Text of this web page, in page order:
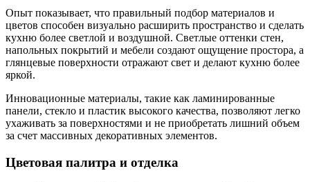
Опыт показывает, что правильный подбор материалов и
цветов способен визуально расширить пространство и сделать
кухню более светлой и воздушной. Светлые оттенки стен,
напольных покрытий и мебели создают ощущение простора, а
глянцевые поверхности отражают свет и делают кухню более
яркой.
Инновационные материалы, такие как ламинированные
панели, стекло и пластик высокого качества, позволяют легко
ухаживать за поверхностями и не приобретать лишний объем
за счет массивных декоративных элементов.
Цветовая палитра и отделка